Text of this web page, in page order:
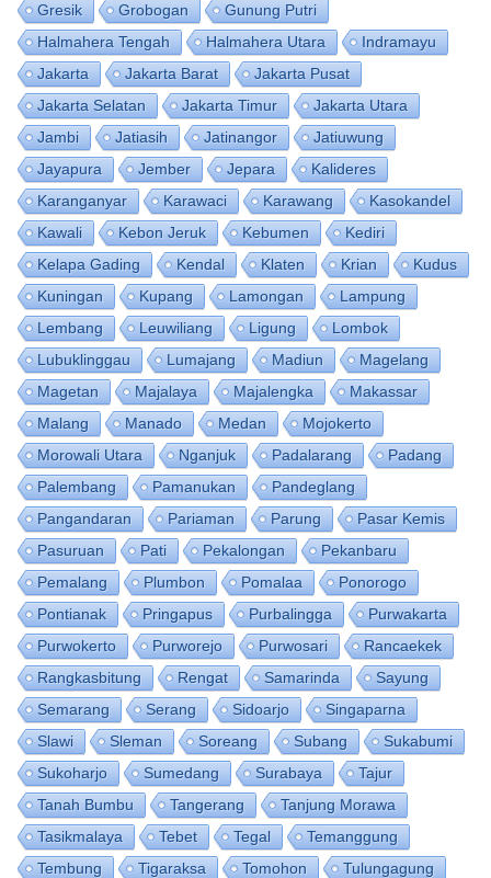
Gresik
Grobogan
Gunung Putri
Halmahera Tengah
Halmahera Utara
Indramayu
Jakarta
Jakarta Barat
Jakarta Pusat
Jakarta Selatan
Jakarta Timur
Jakarta Utara
Jambi
Jatiasih Jatinangor
Jatiuwung
Jayapura
Jember Jepara
Kalideres
Karanganyar
Karawaci Karawang
Kasokandel
Kawali
Kebon Jeruk Kebumen
Kediri
Kelapa Gading
Kendal Klaten Krian
Kudus
Kuningan
Kupang Lamongan
Lampung
Lembang
Leuwiliang Ligung
Lombok
Lubuklinggau
Lumajang Madiun
Magelang
Magetan
Majalaya Majalengka
Makassar
Malang
Manado Medan
Mojokerto
Morowali Utara
Nganjuk Padalarang
Padang
Palembang
Pamanukan
Pandeglang
Pangandaran
Pariaman Parung
Pasar Kemis
Pasuruan
Pati Pekalongan
Pekanbaru
Pemalang
Plumbon Pomalaa
Ponorogo
Pontianak
Pringapus Purbalingga
Purwakarta
Purwokerto
Purworejo Purwosari
Rancaekek
Rangkasbitung
Rengat Samarinda
Sayung
Semarang
Serang Sidoarjo
Singaparna
Slawi
Sleman Soreang Subang
Sukabumi
Sukoharjo
Sumedang Surabaya
Tajur
Tanah Bumbu
Tangerang
Tanjung Morawa
Tasikmalaya
Tebet Tegal
Temanggung
Tembung
Tigaraksa Tomohon Tulungagung